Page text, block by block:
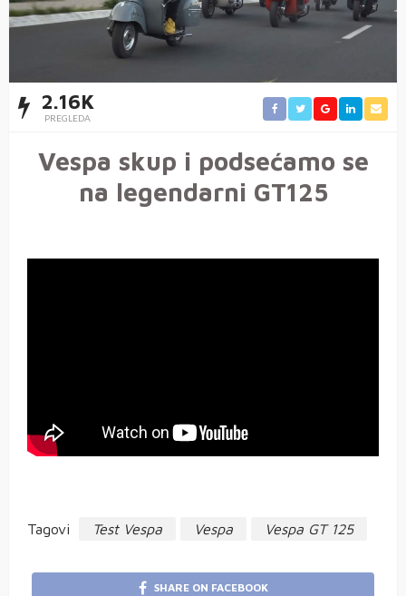
2.16K
PREGLEDA
Vespa skup i podsećamo se
na legendarni GT125
Tagovi Test Vespa Vespa Vespa GT 125
SHARE ON FACEBOOK